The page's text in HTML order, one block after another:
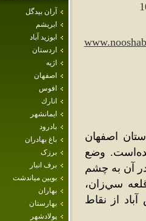
آران بيدگل
ابريشم
ابوزيد آباد
اردستان
اژيه
اصفهان
افوس
انارك
ايمانشهر
بادرود
باغ بهادران
برزک
برف انبار
بويين مياندشت
بهاران
بهارستان
پولادشهر
اصفهان
وضع
آن به چشم
هزار نفر است. قلعه سي‌زان،
از نقاط